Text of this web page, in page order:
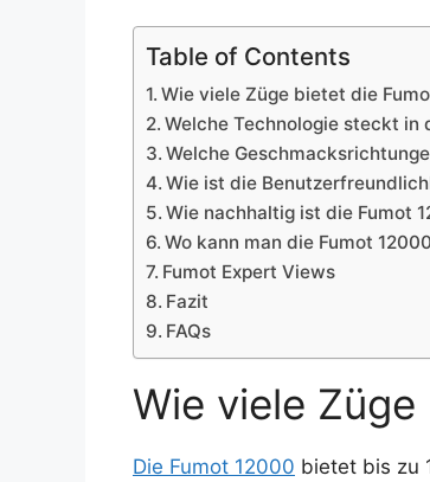
Table of Contents
Wie viele Züge bietet die
Welche Technologie steckt in
Welche
Wie ist die
Wie nachhaltig ist die Fumot
Wo kann man die Fumot
Fumot Expert Views
Fazit
FAQs
Wie viele
Die Fumot 12000 bietet bis zu